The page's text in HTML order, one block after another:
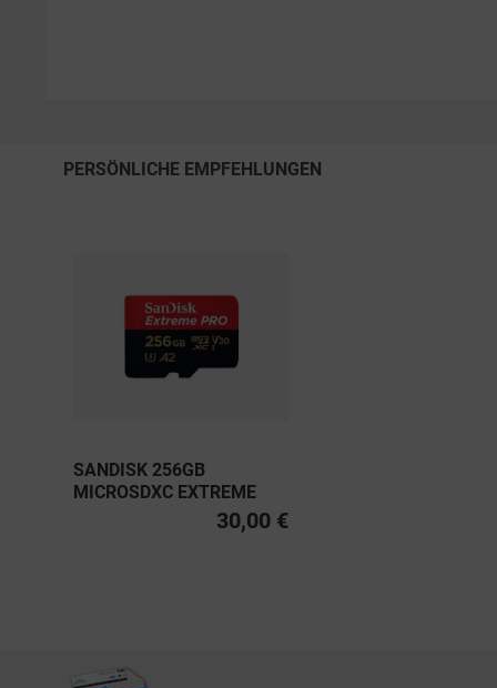
PERSÖNLICHE EMPFEHLUNGEN
SANDISK 256GB
MICROSDXC EXTREME
PRO UHS-I U3, CLASS 10
30,00 €